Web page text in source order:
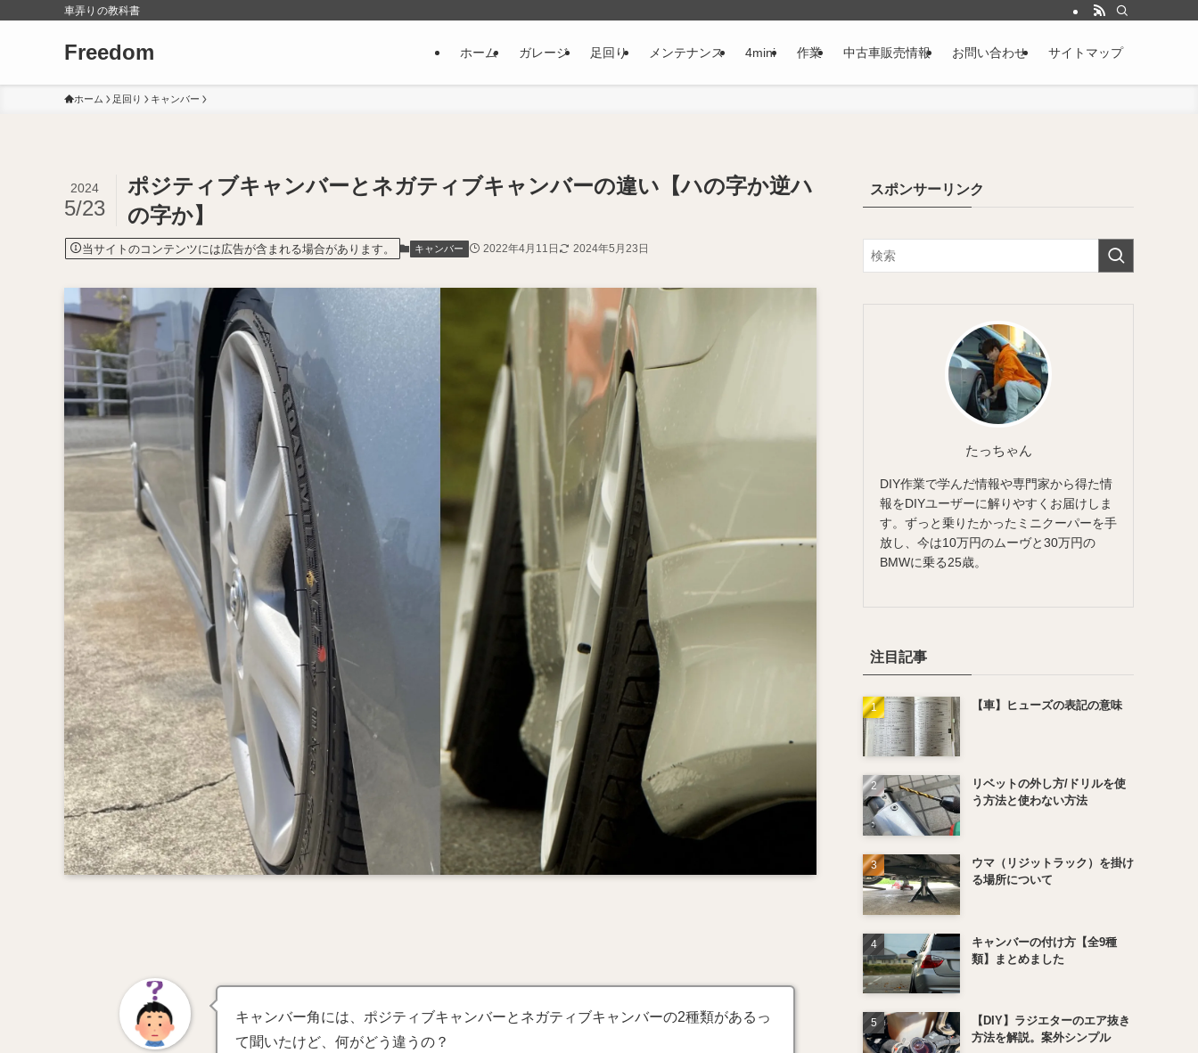
車弄りの教科書
Freedom ホーム ガレージ 足回り メンテナンス 4mini 作業 中古車販売情報 お問い合わせ サイトマップ
ホーム 足回り キャンバー
ポジティブキャンバーとネガティブキャンバーの違い【ハの字か逆ハ
の字か】
2024
5/23
当サイトのコンテンツには広告が含まれる場合があります。 キャンバー 2022年4月11日 2024年5月23日
キャンバー角には、ポジティブキャンバーとネガティブキャンバーの2種類があるっ
て聞いたけど、何がどう違うの？
スポンサーリンク
たっちゃん
DIY作業で学んだ情報や専門家から得た情
報をDIYユーザーに解りやすくお届けしま
す。ずっと乗りたかったミニクーパーを手
放し、今は10万円のムーヴと30万円の
BMWに乗る25歳。
注目記事
【車】ヒューズの表記の意味
リベットの外し方/ドリルを使
う方法と使わない方法
ウマ（リジットラック）を掛け
る場所について
キャンバーの付け方【全9種
類】まとめました
【DIY】ラジエターのエア抜き
方法を解説。案外シンプル